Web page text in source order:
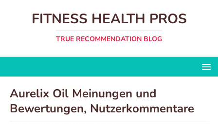
FITNESS HEALTH PROS
TRUE RECOMMENDATION BLOG
Aurelix Oil Meinungen und
Bewertungen, Nutzerkommentare